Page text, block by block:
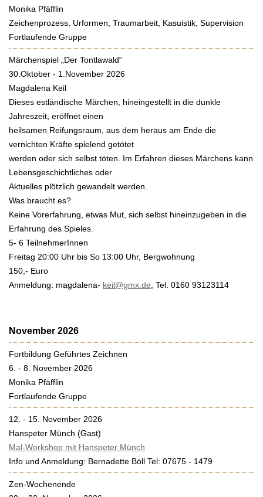
Monika Pfäfflin
Zeichenprozess, Urformen, Traumarbeit, Kasuistik, Supervision
Fortlaufende Gruppe
Märchenspiel „Der Tontlawald“
30.Oktober - 1.November 2026
Magdalena Keil
Dieses estländische Märchen, hineingestellt in die dunkle
Jahreszeit, eröffnet einen
heilsamen Reifungsraum, aus dem heraus am Ende die
vernichten Kräfte spielend getötet
werden oder sich selbst töten. Im Erfahren dieses Märchens kann
Lebensgeschichtliches oder
Aktuelles plötzlich gewandelt werden.
Was braucht es?
Keine Vorerfahrung, etwas Mut, sich selbst hineinzugeben in die
Erfahrung des Spieles.
5- 6 TeilnehmerInnen
Freitag 20:00 Uhr bis So 13:00 Uhr, Bergwohnung
150,- Euro
Anmeldung: magdalena- keil@gmx.de , Tel. 0160 93123114
November 2026
Fortbildung Geführtes Zeichnen
6. - 8. November 2026
Monika Pfäfflin
Fortlaufende Gruppe
12. - 15. November 2026
Hanspeter Münch (Gast)
Mal-Workshop mit Hanspeter Münch
Info und Anmeldung: Bernadette Böll Tel: 07675 - 1479
Zen-Wochenende